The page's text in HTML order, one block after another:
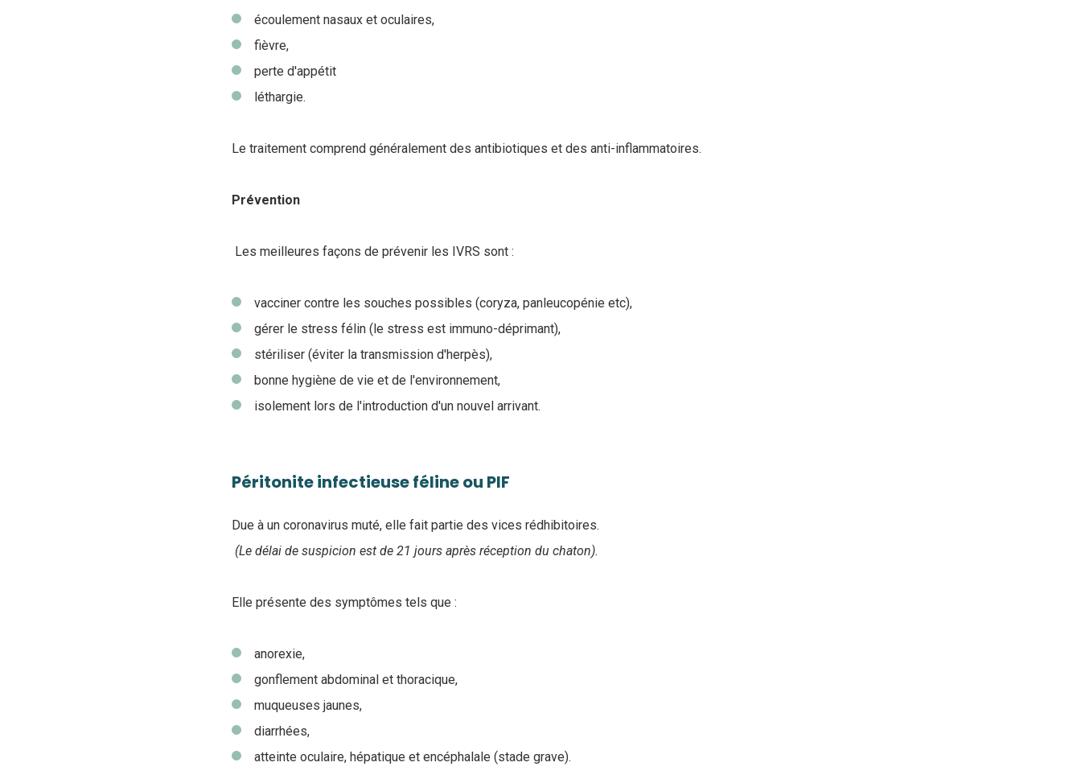
écoulement nasaux et oculaires,
fièvre,
perte d'appétit
léthargie.
Le traitement comprend généralement des antibiotiques et des anti-inflammatoires.
Prévention
Les meilleures façons de prévenir les IVRS sont :
vacciner contre les souches possibles (coryza, panleucopénie etc),
gérer le stress félin (le stress est immuno-déprimant),
stériliser (éviter la transmission d'herpès),
bonne hygiène de vie et de l'environnement,
isolement lors de l'introduction d'un nouvel arrivant.
Péritonite infectieuse féline ou PIF
Due à un coronavirus muté, elle fait partie des vices rédhibitoires.
(Le délai de suspicion est de 21 jours après réception du chaton).
Elle présente des symptômes tels que :
anorexie,
gonflement abdominal et thoracique,
muqueuses jaunes,
diarrhées,
atteinte oculaire, hépatique et encéphalale (stade grave).